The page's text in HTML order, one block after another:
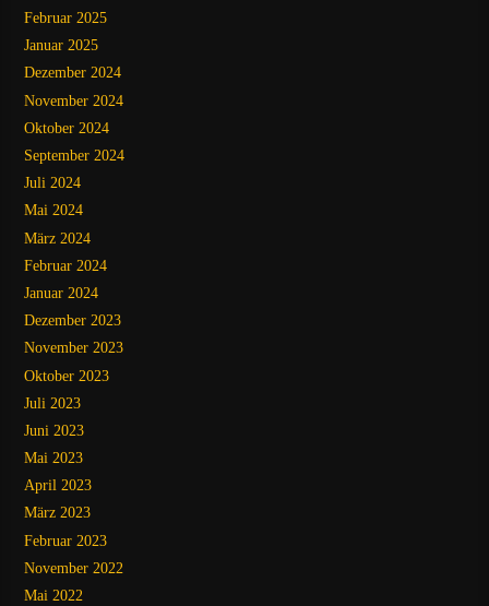
Februar 2025
Januar 2025
Dezember 2024
November 2024
Oktober 2024
September 2024
Juli 2024
Mai 2024
März 2024
Februar 2024
Januar 2024
Dezember 2023
November 2023
Oktober 2023
Juli 2023
Juni 2023
Mai 2023
April 2023
März 2023
Februar 2023
November 2022
Mai 2022